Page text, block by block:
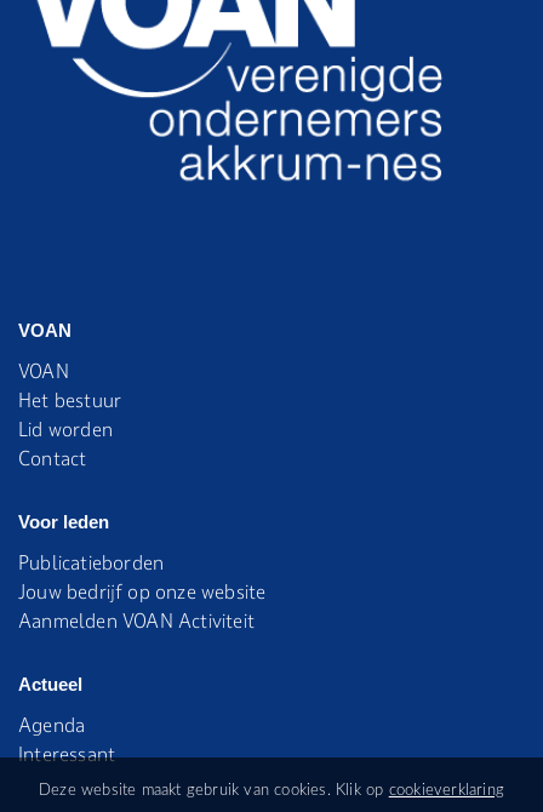
Deze website maakt gebruik van cookies. Klik op cookieverklaring
VOAN
VOAN
Het bestuur
Lid worden
Contact
Voor leden
Publicatieborden
Jouw bedrijf op onze website
Aanmelden VOAN Activiteit
Actueel
Agenda
Interessant